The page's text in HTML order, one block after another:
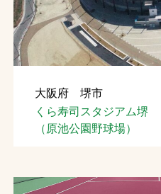
大阪府 堺市
くら寿司スタジアム堺
（原池公園野球場）